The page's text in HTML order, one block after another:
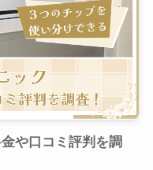
や口コミ評判を調